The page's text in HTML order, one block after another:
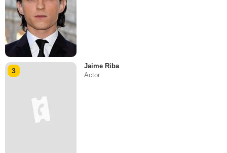
3
Jaime Riba
Actor